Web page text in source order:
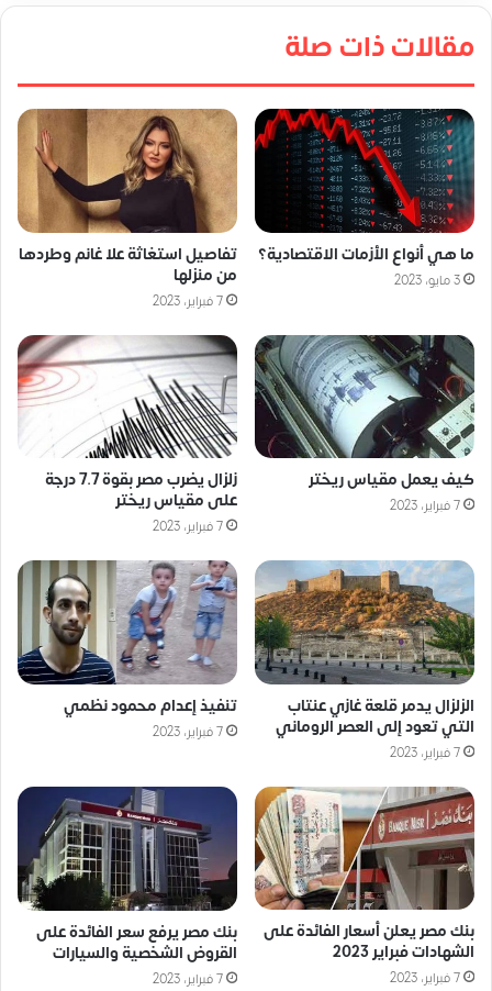
مقالات ذات صلة
ما هي أنواع الأزمات الاقتصادية؟
3 مايو، 2023
تفاصيل استغاثة علا غانم وطردها
من منزلها
7 فبراير، 2023
كيف يعمل مقياس ريختر
7 فبراير، 2023
زلزال يضرب مصر بقوة 7.7 درجة
على مقياس ريختر
7 فبراير، 2023
الزلزال يدمر قلعة غازي عنتاب
التي تعود إلى العصر الروماني
7 فبراير، 2023
تنفيذ إعدام محمود نظمي
7 فبراير، 2023
بنك مصر يعلن أسعار الفائدة على
الشهادات فبراير 2023
7 فبراير، 2023
بنك مصر يرفع سعر الفائدة على
القروض الشخصية والسيارات
7 فبراير، 2023